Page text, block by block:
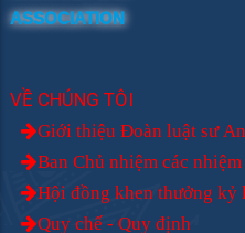
ASSOCIATION
VỀ CHÚNG TÔI
Giới thiệu Đoàn luật sư
Ban Chủ nhiệm các
Hội đồng khen thưởng kỷ
Quy chế - Quy định